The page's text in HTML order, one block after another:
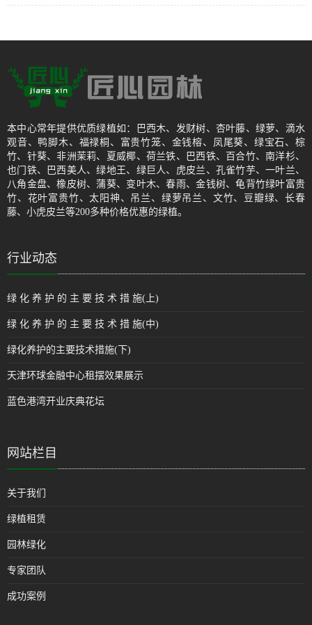
本中心常年提供优质绿植如：巴西木、发财树、杏叶藤、绿萝、滴水
观音、鸭脚木、福禄桐、富贵竹笼、金钱榕、凤尾葵、绿宝石、棕
竹、针葵、非洲茉莉、夏威椰、荷兰铁、巴西铁、百合竹、南洋杉、
也门铁、巴西美人、绿地王、绿巨人、虎皮兰、孔雀竹芋、一叶兰、
八角金盘、橡皮树、蒲葵、变叶木、春雨、金钱树、龟背竹绿叶富贵
竹、花叶富贵竹、太阳神、吊兰、绿萝吊兰、文竹、豆瓣绿、长春
藤、小虎皮兰等200多种价格优惠的绿植。
行业动态
绿 化 养 护 的 主 要 技 术 措 施(上)
绿 化 养 护 的 主 要 技 术 措 施(中)
绿化养护的主要技术措施(下)
天津环球金融中心租摆效果展示
蓝色港湾开业庆典花坛
网站栏目
关于我们
绿植租赁
园林绿化
专家团队
成功案例